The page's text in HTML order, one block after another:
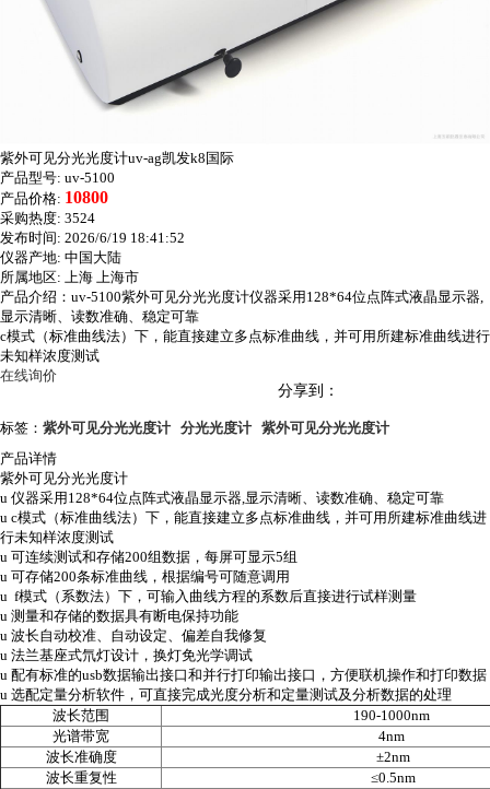
紫外可见分光光度计uv-ag凯发k8国际
产品型号: uv-5100
产品价格: 10800
采购热度: 3524
发布时间: 2026/6/19 18:41:52
仪器产地: 中国大陆
所属地区: 上海 上海市
产品介绍：uv-5100紫外可见分光光度计仪器采用128*64位点阵式液晶显示器,
显示清晰、读数准确、稳定可靠
c模式（标准曲线法）下，能直接建立多点标准曲线，并可用所建标准曲线进行
未知样浓度测试
在线询价
分享到：
标签： 紫外可见分光光度计 分光光度计 紫外可见分光光度计
产品详情
紫外可见分光光度计
u 仪器采用 128*64位点阵式液晶显示器,显示清晰、读数准确、稳定可靠
u c模式（标准曲线法）下，能直接建立多点标准曲线，并可用所建标准曲线进
行未知样浓度测试
u 可连续测试和存储200组数据，每屏可显示5组
u 可存储200条标准曲线，根据编号可随意调用
u f模式（系数法）下，可输入曲线方程的系数后直接进行试样测量
u 测量和存储的数据具有断电保持功能
u 波长自动校准、自动设定、偏差自我修复
u 法兰基座式氘灯设计，换灯免光学调试
u 配有标准的usb数据输出接口和并行打印输出接口，方便联机操作和打印数据
u 选配定量分析软件，可直接完成光度分析和定量测试及分析数据的处理
波长范围
190-1000nm
光谱带宽
4nm
波长准确度
±2nm
波长重复性
≤0.5nm